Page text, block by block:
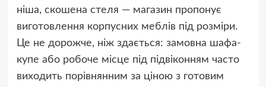
ніша, скошена стеля — магазин пропонує
виготовлення корпусних меблів під розміри.
Це не дорожче, ніж здається: замовна шафа-
купе або робоче місце під підвіконням часто
виходить порівнянним за ціною з готовим